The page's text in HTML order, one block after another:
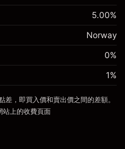
-0.023278%
(-NOK 4.70)
大約值）NOK 20,000.00
（大約值）
NOK 1,000.00
0.001056%
(NOK 0.20)
大約值）NOK 20,000.00
（大約值）
5.00%
Norway
0%
1%
差，即買入價和賣出價之間的差額。
站上的收費頁面